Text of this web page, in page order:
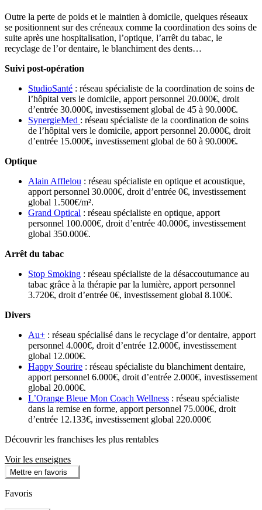
Outre la perte de poids et le maintien à domicile, quelques réseaux
se positionnent sur des créneaux comme la coordination des soins de
suite après une hospitalisation, l’optique, l’arrêt du tabac, le
recyclage de l’or dentaire, le blanchiment des dents…
Suivi post-opération
StudioSanté : réseau spécialiste de la coordination de soins de
l’hôpital vers le domicile, apport personnel 20.000€, droit
d’entrée 30.000€, investissement global de 45 à 90.000€.
SynergieMed : réseau spécialiste de la coordination de soins
de l’hôpital vers le domicile, apport personnel 20.000€, droit
d’entrée 15.000€, investissement global de 60 à 90.000€.
Optique
Alain Afflelou : réseau spécialiste en optique et acoustique,
apport personnel 30.000€, droit d’entrée 0€, investissement
global 1.500€/m².
Grand Optical : réseau spécialiste en optique, apport
personnel 100.000€, droit d’entrée 40.000€, investissement
global 350.000€.
Arrêt du tabac
Stop Smoking : réseau spécialiste de la désaccoutumance au
tabac grâce à la thérapie par la lumière, apport personnel
3.720€, droit d’entrée 0€, investissement global 8.100€.
Divers
Au+ : réseau spécialisé dans le recyclage d’or dentaire, apport
personnel 4.000€, droit d’entrée 12.000€, investissement
global 12.000€.
Happy Sourire : réseau spécialiste du blanchiment dentaire,
apport personnel 6.000€, droit d’entrée 2.000€, investissement
global 20.000€.
L’Orange Bleue Mon Coach Wellness : réseau spécialiste
dans la remise en forme, apport personnel 75.000€, droit
d’entrée 12.133€, investissement global 220.000€
Découvrir les franchises les plus rentables
Voir les enseignes
Mettre en favoris
Favoris